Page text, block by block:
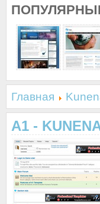
Главная
A1 -